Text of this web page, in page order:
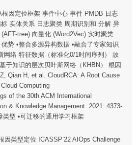
根因定位框架 事件中心 事件 PMDB 日志
实体关系 日志聚类 周期识别和 分解 异
tree) 向量化 (Word2Vec) 实时聚类
势 •整合多源异构数据 •融合了专家知识
网络 特征数据（标准化0/1时间序列） 故
于知识的层次贝叶斯网络（KHBN） 根因
Qian H, et al. CloudRCA: A Root Cause
Computing
of the 30th ACM International
& Knowledge Management. 2021: 4373-
类型 •可迁移的通用学习框架
因类型定位 ICASSP’22 AIOps Challenge